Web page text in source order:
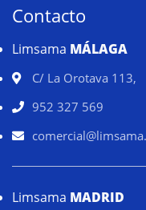
Contacto
Limsama MÁLAGA
C/ La Orotava 113,
952 327 569
Limsama MADRID